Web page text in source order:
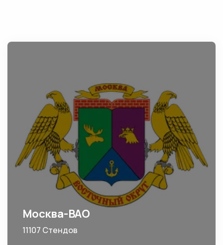
Москва-ВАО
11107 Стендов